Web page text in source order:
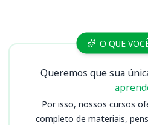
Cursos FHJAO QUE
Queremos que sua
Por isso, nossos cursos
completo de materiais,